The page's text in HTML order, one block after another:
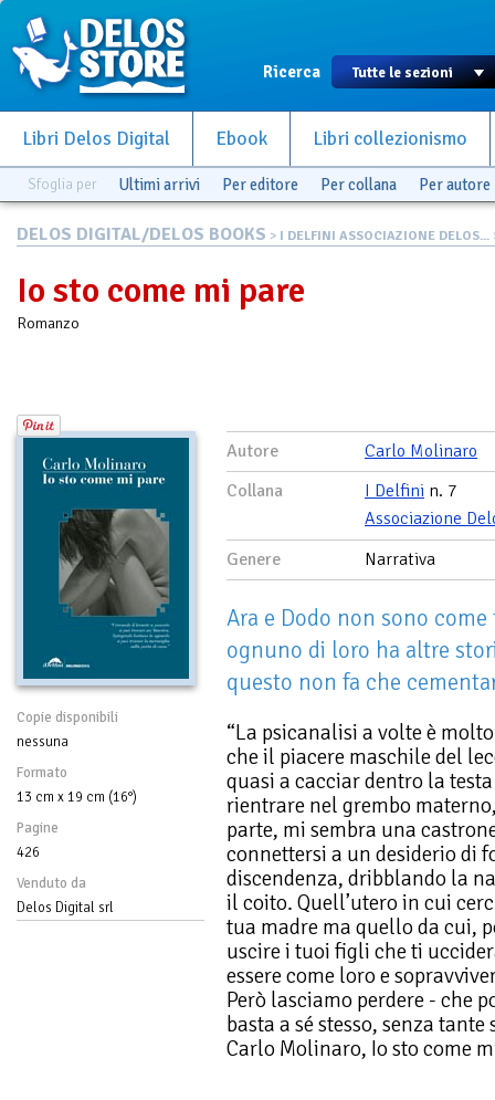
Ricerca
Libri Delos Digital Ebook Libri collezionismo
Sfoglia per Ultimi arrivi Per editore Per collana Per autore
DELOS DIGITAL/DELOS BOOKS > I DELFINI ASSOCIAZIONE DELOS...
Io sto come mi pare
Romanzo
Copie disponibili
nessuna
Formato
13 cm x 19 cm (16°)
Pagine
426
Venduto da
Delos Digital srl
Autore
Carlo Molinaro
Collana
I Delfini n. 7
Associazione
Genere
Narrativa
Ara e Dodo non sono
ognuno di loro ha altre
questo non fa che
“La psicanalisi a volte è
che il piacere maschile del
quasi a cacciar dentro la
rientrare nel grembo
parte, mi sembra una
connettersi a un desiderio di
discendenza, dribblando la
il coito. Quell’utero in cui
tua madre ma quello da cui,
uscire i tuoi figli che ti
essere come loro e
Però lasciamo perdere - che
basta a sé stesso, senza
Carlo Molinaro, Io sto come